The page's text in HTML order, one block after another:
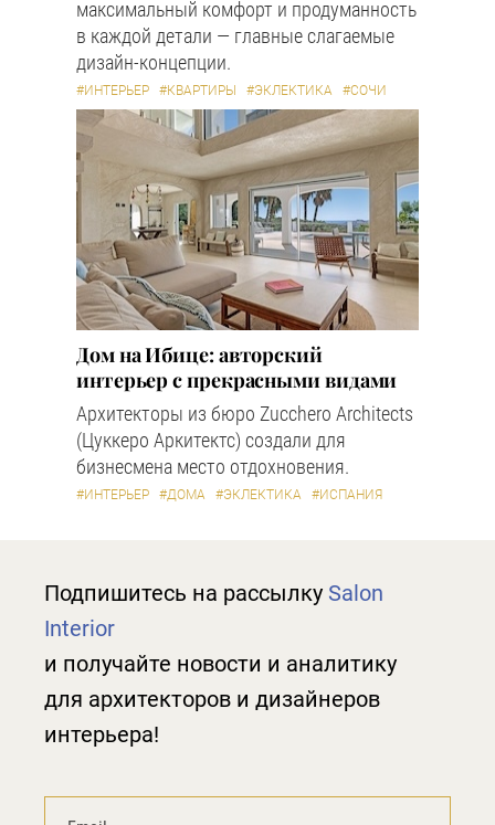
максимальный комфорт и продуманность
в каждой детали — главные слагаемые
дизайн-концепции.
#ИНТЕРЬЕР #КВАРТИРЫ #ЭКЛЕКТИКА #СОЧИ
Дом на Ибице: авторский
интерьер с прекрасными видами
Архитекторы из бюро Zucchero Architects
(Цуккеро Аркитектс) создали для
бизнесмена место отдохновения.
#ИНТЕРЬЕР #ДОМА #ЭКЛЕКТИКА #ИСПАНИЯ
Подпишитесь на рассылку Salon
Interior
и получайте новости и аналитику
для архитекторов и дизайнеров
интерьера!